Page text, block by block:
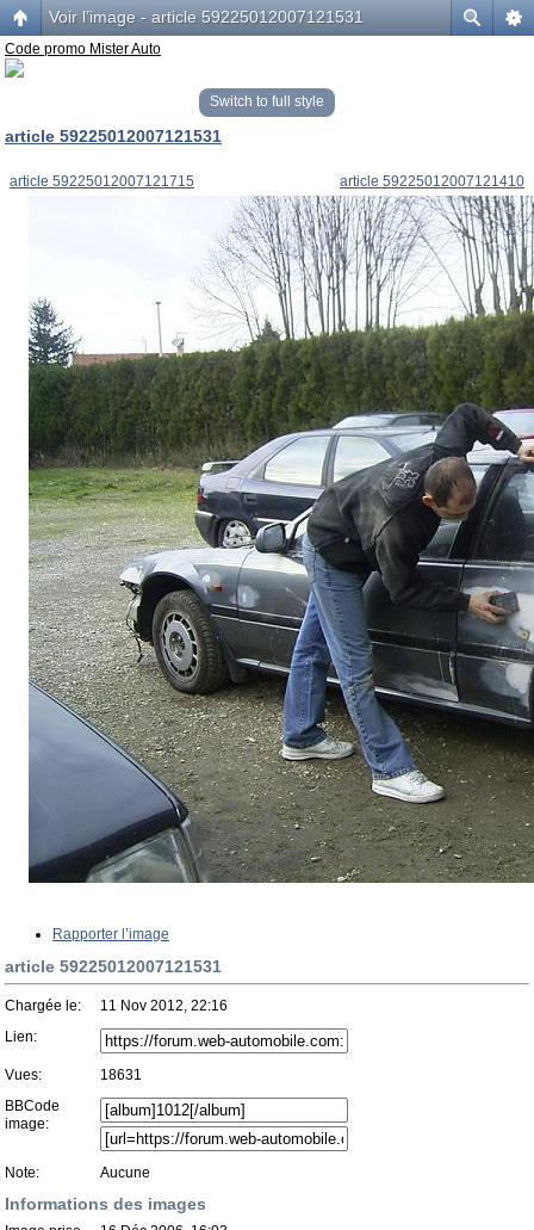
Voir l’image - article 59225012007121531
Code promo Mister Auto
Switch to full style
article 59225012007121531
article 59225012007121715 article 59225012007121410
Rapporter l’image
article 59225012007121531
Chargée le:
11 Nov 2012, 22:16
Lien:
Vues:
18631
BBCode
image:
Note: Aucune
Informations des images